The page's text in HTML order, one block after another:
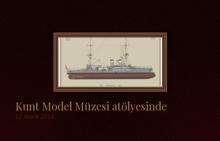
Kunt Model Müzesi atölyesinde
12 Aralık 2014